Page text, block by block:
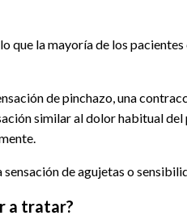
que la mayoría de los
de pinchazo, una
similar al dolor habitual
de agujetas o
a tratar?